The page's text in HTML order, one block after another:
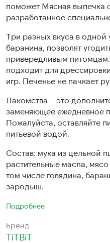
поможет Мясная выпечка
разработанное
Три разных вкуса в одной
баранина, позволят
привередливым
подходит для
игр. Печенье не пачкает
Лакомства – это
заменяющее ежедневное
Пожалуйста, оставляйте
питьевой водой.
Состав: мука из цельной
растительные масла,
том числе говядина,
зародыш.
Подробнее
Бренд
TiTBiT